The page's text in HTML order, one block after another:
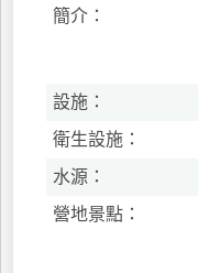
簡介：
設施：
衛生設施：
水源：
營地景點：